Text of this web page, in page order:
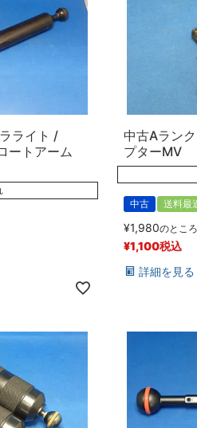
ライト /
ートアーム
中古Aラン
プターMV
中古 送料最
¥1,980のところ
¥1,100税込
詳細を見る